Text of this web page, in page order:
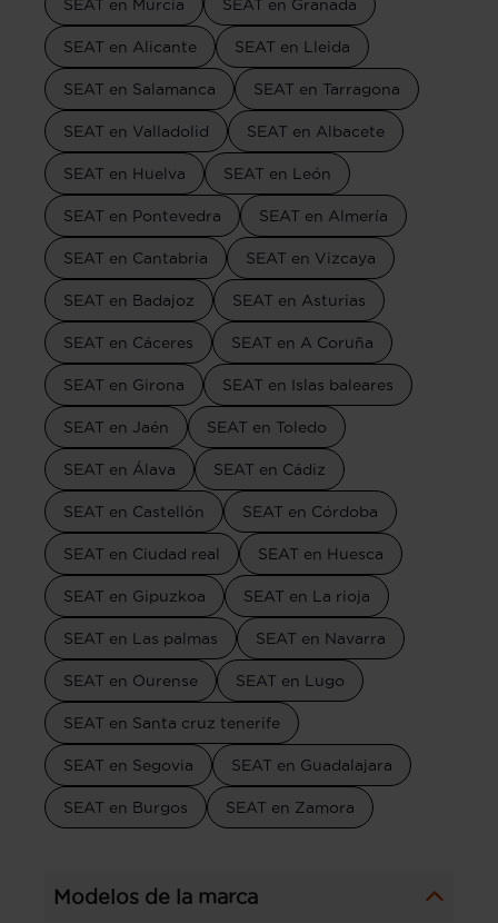
SEAT en Murcia SEAT en Granada
SEAT en Alicante SEAT en Lleida
SEAT en Salamanca SEAT en Tarragona
SEAT en Valladolid SEAT en Albacete
SEAT en Huelva SEAT en León
SEAT en Pontevedra SEAT en Almería
SEAT en Cantabria SEAT en Vizcaya
SEAT en Badajoz SEAT en Asturias
SEAT en Cáceres SEAT en A Coruña
SEAT en Girona SEAT en Islas baleares
SEAT en Jaén SEAT en Toledo
SEAT en Álava SEAT en Cádiz
SEAT en Castellón SEAT en Córdoba
SEAT en Ciudad real SEAT en Huesca
SEAT en Gipuzkoa SEAT en La rioja
SEAT en Las palmas SEAT en Navarra
SEAT en Ourense SEAT en Lugo
SEAT en Santa cruz tenerife
SEAT en Segovia SEAT en Guadalajara
SEAT en Burgos SEAT en Zamora
Modelos de la marca